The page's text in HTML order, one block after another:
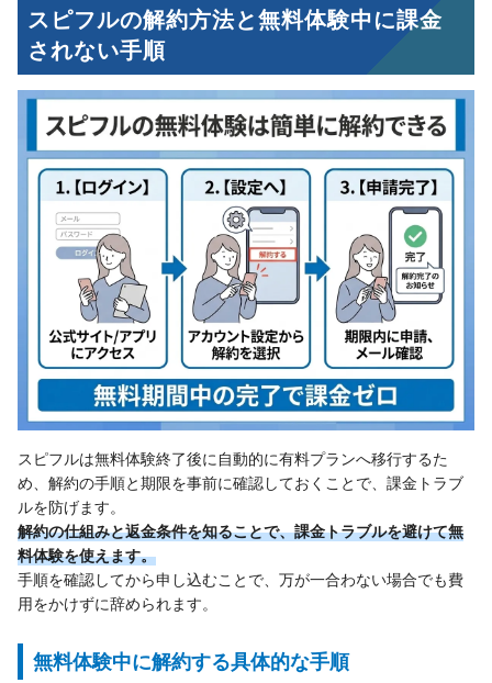
スピフルの解約方法と無料体験中に課金
されない手順
スピフルは無料体験終了後に自動的に有料プランへ移行するた
め、解約の手順と期限を事前に確認しておくことで、課金トラブ
ルを防げます。
解約の仕組みと返金条件を知ることで、課金トラブルを避けて無
料体験を使えます。
手順を確認してから申し込むことで、万が一合わない場合でも費
用をかけずに辞められます。
無料体験中に解約する具体的な手順